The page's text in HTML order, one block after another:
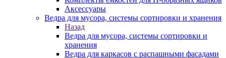
Аксессуары
Ведра для мусора, системы сортировки и хранения
Назад
Ведра для мусора, системы сортировки и
хранения
Ведра для каркасов с распашными фасадами